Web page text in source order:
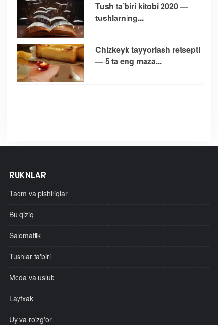
Tush ta’biri kitobi 2020 —
tushlarning...
Chizkeyk tayyorlash retsepti
— 5 ta eng maza...
RUKNLAR
Taom va pishiriqlar
Bu qiziq
Salomatlik
Tushlar ta'biri
Moda va uslub
Layfxak
Uy va ro'zg'or